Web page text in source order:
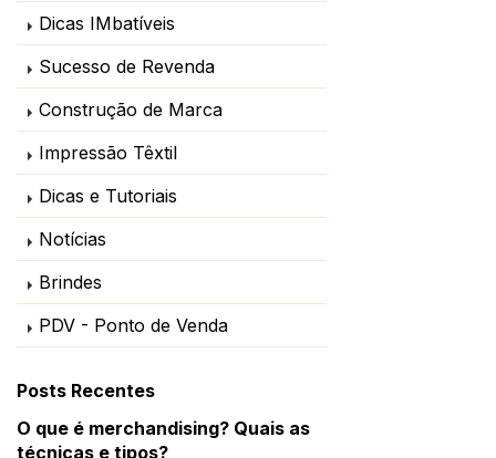
Dicas IMbatíveis
Sucesso de Revenda
Construção de Marca
Impressão Têxtil
Dicas e Tutoriais
Notícias
Brindes
PDV - Ponto de Venda
Posts Recentes
O que é merchandising? Quais as
técnicas e tipos?